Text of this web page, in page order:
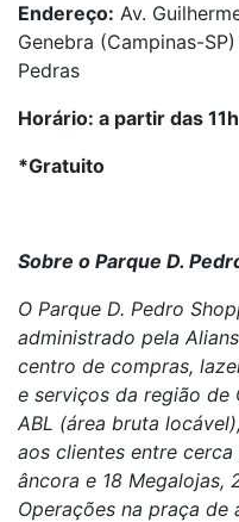
Endereço: Av.
Genebra (Campinas-
Pedras
Horário: a partir das 11h
*Gratuito
Sobre o Parque D.
O Parque D. Pedro
administrado pela
centro de compras,
e serviços da região de
ABL (área bruta
aos clientes entre
âncora e 18 Megalojas,
Operações na praça de